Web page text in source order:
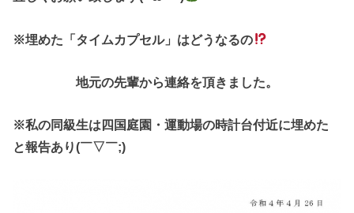
※埋めた「タイムカプセル」はどうなるの
地元の先輩から連絡を頂きました。
※私の同級生は四国庭園・運動場の時計台付近に埋めた
と報告あり(￣▽￣;)